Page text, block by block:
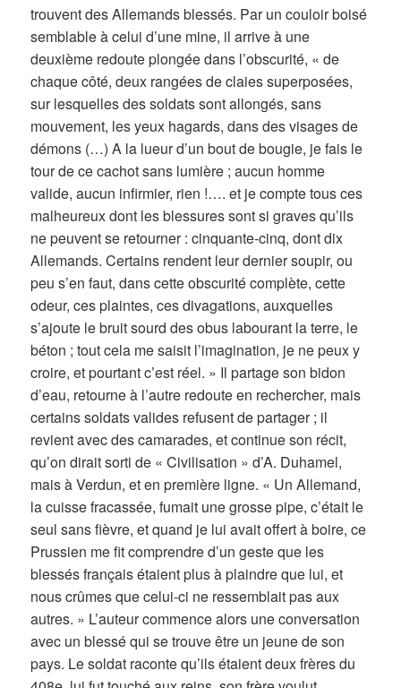
trouvent des Allemands blessés. Par un couloir boisé
semblable à celui d’une mine, il arrive à une
deuxième redoute plongée dans l’obscurité, « de
chaque côté, deux rangées de claies superposées,
sur lesquelles des soldats sont allongés, sans
mouvement, les yeux hagards, dans des visages de
démons (…) A la lueur d’un bout de bougie, je fais le
tour de ce cachot sans lumière ; aucun homme
valide, aucun infirmier, rien !…. et je compte tous ces
malheureux dont les blessures sont si graves qu’ils
ne peuvent se retourner : cinquante-cinq, dont dix
Allemands. Certains rendent leur dernier soupir, ou
peu s’en faut, dans cette obscurité complète, cette
odeur, ces plaintes, ces divagations, auxquelles
s’ajoute le bruit sourd des obus labourant la terre, le
béton ; tout cela me saisit l’imagination, je ne peux y
croire, et pourtant c’est réel. » Il partage son bidon
d’eau, retourne à l’autre redoute en rechercher, mais
certains soldats valides refusent de partager ; il
revient avec des camarades, et continue son récit,
qu’on dirait sorti de « Civilisation » d’A. Duhamel,
mais à Verdun, et en première ligne. « Un Allemand,
la cuisse fracassée, fumait une grosse pipe, c’était le
seul sans fièvre, et quand je lui avait offert à boire, ce
Prussien me fit comprendre d’un geste que les
blessés français étaient plus à plaindre que lui, et
nous crûmes que celui-ci ne ressemblait pas aux
autres. » L’auteur commence alors une conversation
avec un blessé qui se trouve être un jeune de son
pays. Le soldat raconte qu’ils étaient deux frères du